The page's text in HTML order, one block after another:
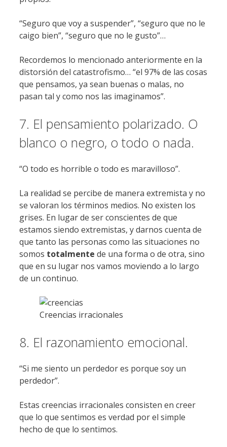
“Seguro que voy a suspender”, “seguro que no le
caigo bien”, “seguro que no le gusto”…
Recordemos lo mencionado anteriormente en la
distorsión del catastrofismo… “el 97% de las cosas
que pensamos, ya sean buenas o malas, no
pasan tal y como nos las imaginamos”.
7. El pensamiento polarizado. O
blanco o negro, o todo o nada.
“O todo es horrible o todo es maravilloso”.
La realidad se percibe de manera extremista y no
se valoran los términos medios. No existen los
grises. En lugar de ser conscientes de que
estamos siendo extremistas, y darnos cuenta de
que tanto las personas como las situaciones no
somos totalmente de una forma o de otra, sino
que en su lugar nos vamos moviendo a lo largo
de un continuo.
Creencias irracionales
8. El razonamiento emocional.
“Si me siento un perdedor es porque soy un
perdedor”.
Estas creencias irracionales consisten en creer
que lo que sentimos es verdad por el simple
hecho de que lo sentimos.